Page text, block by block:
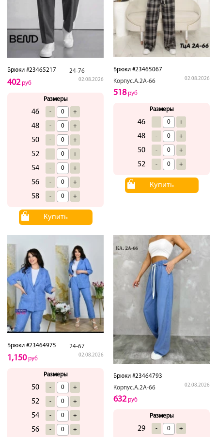
Брюки #23465217 24-76
02.08.2026
402руб
Размеры
46 - +
48 - +
50 - +
52 - +
54 - +
56 - +
58 - +
Купить
Брюки #23465067
Корпус.А.2А-66
02.08.2026
518руб
Размеры
46 - +
48 - +
50 - +
52 - +
Купить
Брюки #23464975 24-67
02.08.2026
1,150руб
Размеры
50 - +
52 - +
54 - +
56 - +
Брюки #23464793
Корпус.А.2А-66
02.08.2026
632руб
Размеры
29 - +